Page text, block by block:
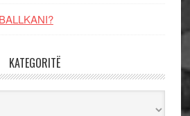
KATEGORITË